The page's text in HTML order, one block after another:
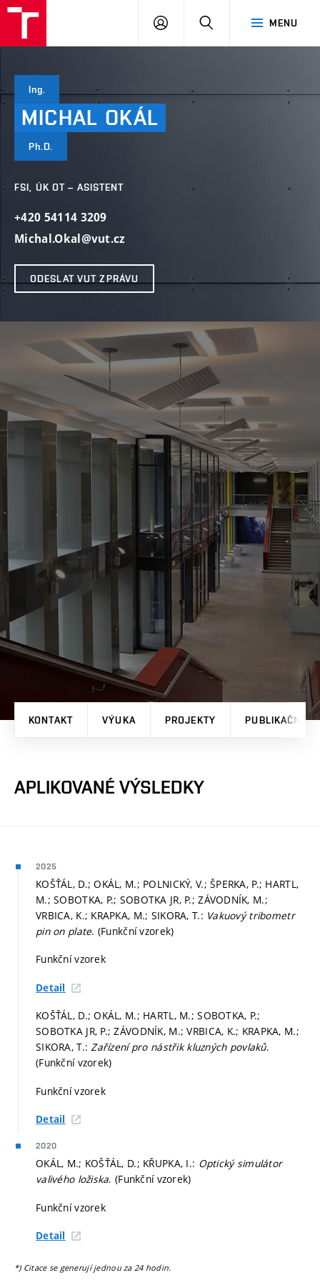
MENU
PŘIHLÁSIT
Ing.
MICHAL OKÁL
Ph.D.
FSI, ÚK OT – ASISTENT
+420 54114 3209
Michal.Okal@vut.cz
ODESLAT VUT ZPRÁVU
KONTAKT VÝUKA PROJEKTY PUBLIKAČNÍ
APLIKOVANÉ VÝSLEDKY
2025
KOŠŤÁL, D.; OKÁL, M.; POLNICKÝ, V.; ŠPERKA, P.; HARTL,
M.; SOBOTKA, P.; SOBOTKA JR, P.; ZÁVODNÍK, M.;
VRBICA, K.; KRAPKA, M.; SIKORA, T.: Vakuový tribometr
pin on plate. (Funkční vzorek)
Funkční vzorek
Detail
KOŠŤÁL, D.; OKÁL, M.; HARTL, M.; SOBOTKA, P.;
SOBOTKA JR, P.; ZÁVODNÍK, M.; VRBICA, K.; KRAPKA, M.;
SIKORA, T.:Zařízení pro nástřik kluzných povlaků.
(Funkční vzorek)
Funkční vzorek
Detail
2020
OKÁL, M.; KOŠŤÁL, D.; KŘUPKA, I.: Optický simulátor
valivého ložiska. (Funkční vzorek)
Funkční vzorek
Detail
*) Citace se generují jednou za 24 hodin.